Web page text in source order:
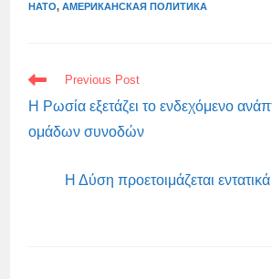
НАТО, АМЕРИКАНСКАЯ ПОЛИТИКА
READ
MORE
ARTICLES
Previous Post
Η Ρωσία εξετάζει το ενδεχόμενο
ομάδων συνοδών
Η Δύση προετοιμάζεται